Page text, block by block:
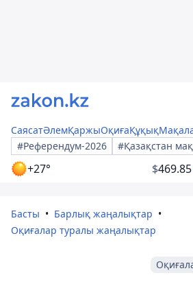
СаясатӘлемҚаржыОқиғаҚұқық
#Референдум-2026
#Қазақстан
+27° $469.85
Басты
Барлық жаңалықтар
Оқиғалар туралы жаңалықтар